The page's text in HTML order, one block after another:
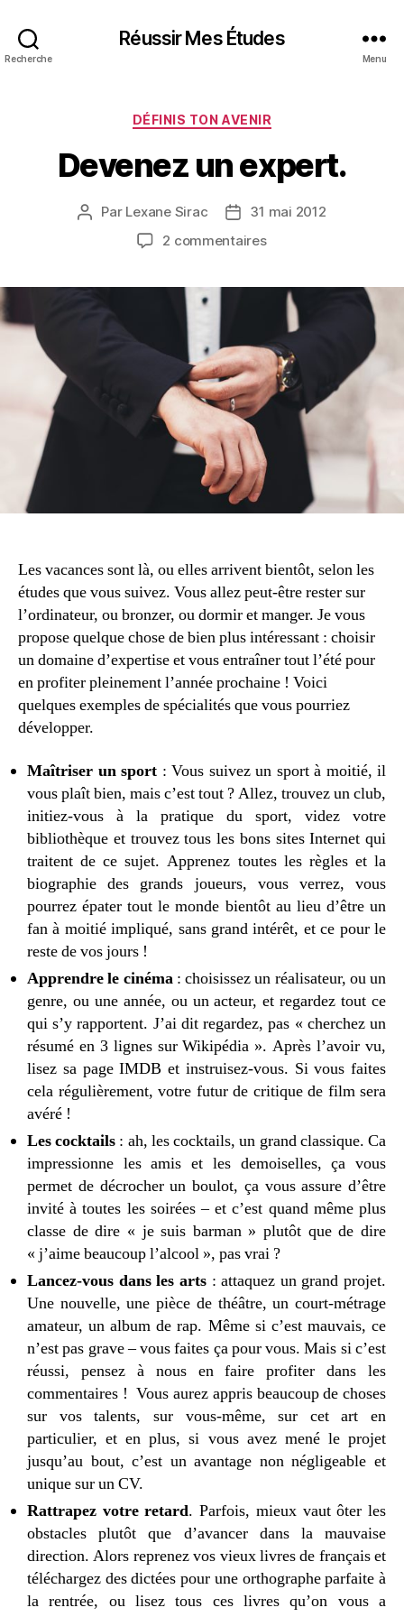
Recherche
Réussir Mes Études
Menu
Catégories
DÉFINIS TON AVENIR
Devenez un expert.
Auteur
Par Lexane Sirac
Date
de
31 mai 2012
2 commentairessur
expert.
Les vacances sont là, ou elles arrivent bientôt, selon les
études que vous suivez. Vous allez peut-être rester sur
l’ordinateur, ou bronzer, ou dormir et manger. Je vous
propose quelque chose de bien plus intéressant : choisir
un domaine d’expertise et vous entraîner tout l’été pour
en profiter pleinement l’année prochaine ! Voici
quelques exemples de spécialités que vous pourriez
développer.
Maîtriser un sport : Vous suivez un sport à moitié, il
vous plaît bien, mais c’est tout ? Allez, trouvez un club,
initiez-vous à la pratique du sport, videz votre
bibliothèque et trouvez tous les bons sites Internet qui
traitent de ce sujet. Apprenez toutes les règles et la
biographie des grands joueurs, vous verrez, vous
pourrez épater tout le monde bientôt au lieu d’être un
fan à moitié impliqué, sans grand intérêt, et ce pour le
reste de vos jours !
Apprendre le cinéma: choisissez un réalisateur, ou un
genre, ou une année, ou un acteur, et regardez tout ce
qui s’y rapportent. J’ai dit regardez, pas « cherchez un
résumé en 3 lignes sur Wikipédia ». Après l’avoir vu,
lisez sa page IMDB et instruisez-vous. Si vous faites
cela régulièrement, votre futur de critique de film sera
avéré !
Les cocktails : ah, les cocktails, un grand classique. Ca
impressionne les amis et les demoiselles, ça vous
permet de décrocher un boulot, ça vous assure d’être
invité à toutes les soirées – et c’est quand même plus
classe de dire « je suis barman » plutôt que de dire
« j’aime beaucoup l’alcool », pas vrai ?
Lancez-vous dans les arts: attaquez un grand projet.
Une nouvelle, une pièce de théâtre, un court-métrage
amateur, un album de rap. Même si c’est mauvais, ce
n’est pas grave – vous faites ça pour vous. Mais si c’est
réussi, pensez à nous en faire profiter dans les
commentaires ! Vous aurez appris beaucoup de choses
sur vos talents, sur vous-même, sur cet art en
particulier, et en plus, si vous avez mené le projet
jusqu’au bout, c’est un avantage non négligeable et
unique sur un CV.
Rattrapez votre retard. Parfois, mieux vaut ôter les
obstacles plutôt que d’avancer dans la mauvaise
direction. Alors reprenez vos vieux livres de français et
téléchargez des dictées pour une orthographe parfaite à
la rentrée, ou lisez tous ces livres qu’on vous a